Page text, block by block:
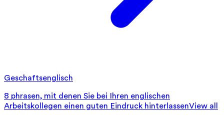
Geschaftsenglisch
8 phrasen, mit denen Sie bei Ihren englischen
Arbeitskollegen einen guten Eindruck hinterlassenView all